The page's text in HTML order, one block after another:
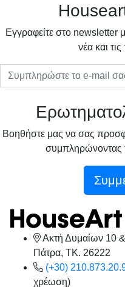
Eγγραφείτε στο newsletter
νέα και
Βοηθήστε μας να σας
συμπληρώνοντας
Ακτή Δυμαίων 10
Πάτρα, TK. 26222
(+30)
χρέωση)